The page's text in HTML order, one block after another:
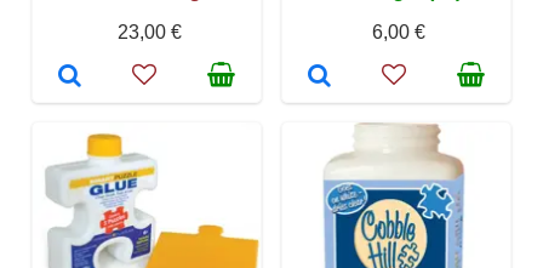
23,00 €
6,00 €